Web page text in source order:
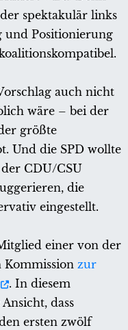
spektakulär links
und Positionierung
auch nicht
wäre – bei der
größte
Und die SPD wollte
CDU/CSU
die
eingestellt.
einer von der
Kommission zur
. In diesem
dass
ersten zwölf